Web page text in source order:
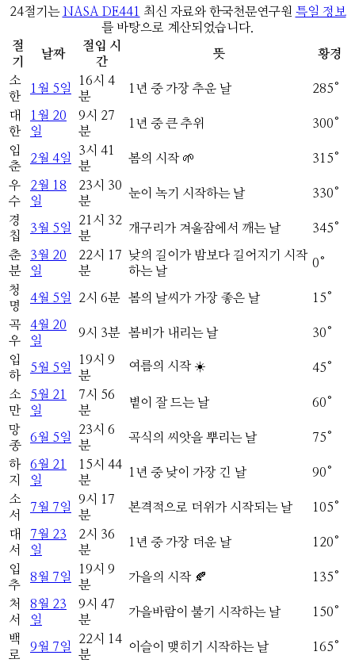
24절기는 NASA DE441 최신 자료와 한국천문연구원 특일 정보
를 바탕으로 계산되었습니다.
절
기
날짜
절입 시
간
뜻 황경
소
한
1월 5일
16시 4
분
1년 중 가장 추운 날 285°
대
한
1월 20
일
9시 27
분
1년 중 큰 추위 300°
입
춘
2월 4일
3시 41
분
봄의 시작 🌱 315°
우
수
2월 18
일
23시 30
분
눈이 녹기 시작하는 날 330°
경
칩
3월 5일
21시 32
분
개구리가 겨울잠에서 깨는 날 345°
춘
분
3월 20
일
22시
17
분
낮의 길이가 밤보다 길어지기 시작
하는 날
0°
청
명
4월 5일 2시 6분 봄의 날씨가 가장 좋은 날 15°
곡
우
4월 20
일
9시 3분 봄비가 내리는 날 30°
입
하
5월 5일
19시 9
분
여름의 시작 ☀️ 45°
소
만
5월 21
일
7시 56
분
볕이 잘 드는 날 60°
망
종
6월 5일
23시 6
분
곡식의 씨앗을 뿌리는 날 75°
하
지
6월 21
일
15시 44
분
1년 중 낮이 가장 긴 날 90°
소
서
7월 7일
9시
17
분
본격적으로 더위가 시작되는 날 105°
대
서
7월 23
일
2시 36
분
1년 중 가장 더운 날 120°
입
추
8월 7일
19시 9
분
가을의 시작 🍂 135°
처
서
8월 23
일
9시 47
분
가을바람이 불기 시작하는 날 150°
백
로
9월 7일
22시
14
분
이슬이 맺히기 시작하는 날 165°